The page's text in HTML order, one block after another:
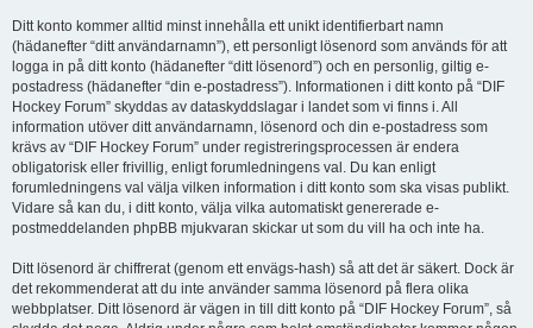
Ditt konto kommer alltid minst innehålla ett unikt identifierbart namn
(hädanefter “ditt användarnamn”), ett personligt lösenord som används för att
logga in på ditt konto (hädanefter “ditt lösenord”) och en personlig, giltig e-
postadress (hädanefter “din e-postadress”). Informationen i ditt konto på “DIF
Hockey Forum” skyddas av dataskyddslagar i landet som vi finns i. All
information utöver ditt användarnamn, lösenord och din e-postadress som
krävs av “DIF Hockey Forum” under registreringsprocessen är endera
obligatorisk eller frivillig, enligt forumledningens val. Du kan enligt
forumledningens val välja vilken information i ditt konto som ska visas publikt.
Vidare så kan du, i ditt konto, välja vilka automatiskt genererade e-
postmeddelanden phpBB mjukvaran skickar ut som du vill ha och inte ha.
Ditt lösenord är chiffrerat (genom ett envägs-hash) så att det är säkert. Dock är
det rekommenderat att du inte använder samma lösenord på flera olika
webbplatser. Ditt lösenord är vägen in till ditt konto på “DIF Hockey Forum”, så